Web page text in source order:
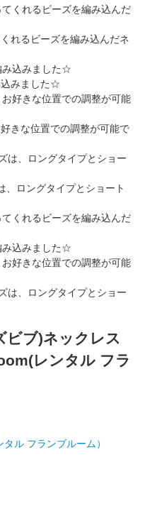
れるビーズを編み込んだネ
込みました☆
きな位置での調整が可能で
、ロングタイプとショート
ビブ)ネックレス
レンタル フラ
ル フランブルーム）